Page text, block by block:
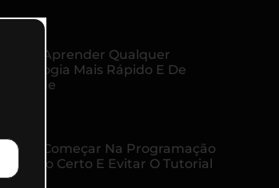
Como Aprender Qualquer
Tecnologia Mais Rápido E De
Verdade
Como Começar Na Programação
Do Jeito Certo E Evitar O Tutorial
Hell